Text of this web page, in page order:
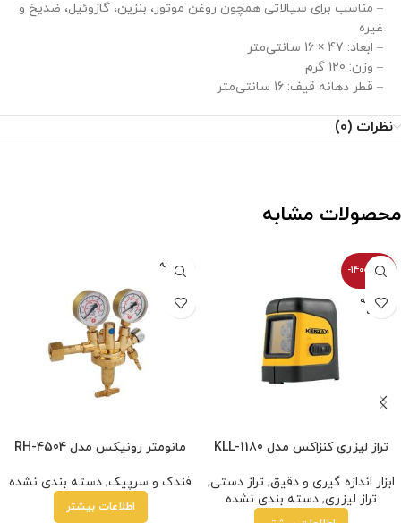
– مناسب برای سیالاتی همچون روغن موتور، بنزین، گازوئیل، ضدیخ و
غیره
– ابعاد: 47 × 16 سانتی‌متر
– وزن: 120 گرم
– قطر دهانه قیف: 16 سانتی‌متر
نظرات (0)
محصولات مشابه
-14000100%
فروخته
شده
تراز لیزری کنزاکس مدل KLL-1180
ابزار اندازه گیری و دقیق,تراز دستی,
تراز لیزری,دسته بندی نشده
فروخته
شده
مانومتر رونیکس مدل RH-4504
فندک و سرپیک, دسته بندی نشده
اطلاعات بیشتر